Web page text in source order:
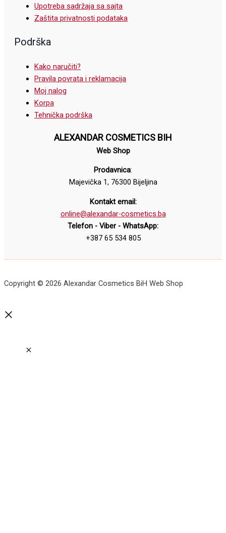
Upotreba sadržaja sa sajta
Zaštita privatnosti podataka
Podrška
Kako naručiti?
Pravila povrata i reklamacija
Moj nalog
Korpa
Tehnička podrška
ALEXANDAR COSMETICS BIH
Web Shop
Prodavnica:
Majevička 1, 76300 Bijeljina
Kontakt email:
online@alexandar-cosmetics.ba
Telefon - Viber - WhatsApp:
+387 65 534 805
Copyright © 2026 Alexandar Cosmetics BiH Web Shop